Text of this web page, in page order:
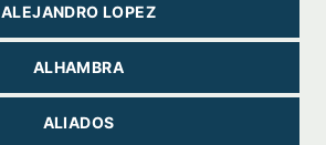
ALEJANDRO LOPEZ
ALHAMBRA
ALIADOS